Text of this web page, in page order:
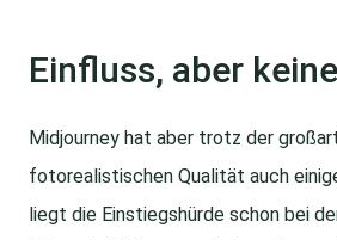
Einfluss, aber
Midjourney hat aber trotz der
fotorealistischen Qualität auch
liegt die Einstiegshürde schon bei